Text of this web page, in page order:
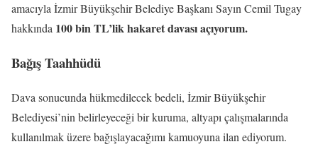
amacıyla İzmir Büyükşehir Belediye Başkanı Sayın Cemil Tugay
hakkında 100 bin TL’lik hakaret davası açıyorum.
Bağış Taahhüdü
Dava sonucunda hükmedilecek bedeli, İzmir Büyükşehir
Belediyesi’nin belirleyeceği bir kuruma, altyapı çalışmalarında
kullanılmak üzere bağışlayacağımı kamuoyuna ilan ediyorum.